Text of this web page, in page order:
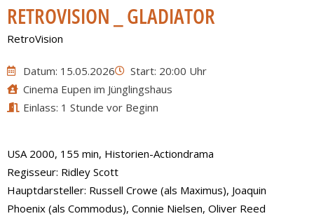
RETROVISION _ GLADIATOR
RetroVision
Datum: 15.05.2026
Start: 20:00 Uhr
Cinema Eupen im Jünglingshaus
Einlass: 1 Stunde vor Beginn
USA 2000, 155 min, Historien-Actiondrama
Regisseur: Ridley Scott
Hauptdarsteller: Russell Crowe (als Maximus), Joaquin
Phoenix (als Commodus), Connie Nielsen, Oliver Reed